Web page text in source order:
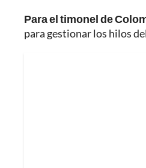
Para el timonel de
para gestionar los hilos